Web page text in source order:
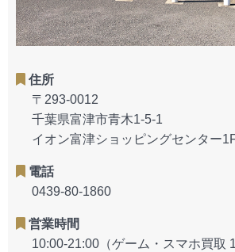
住所
〒293-0012
千葉県富津市青木1-5-1
イオン富津ショッピングセンター
電話
0439-80-1860
営業時間
10:00-21:00（ゲーム・スマホ買取